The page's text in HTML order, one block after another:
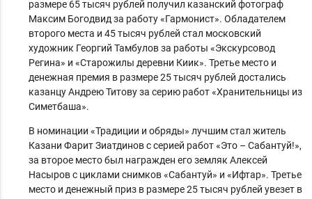
размере 65 тысяч рублей получил казанский фотограф
Максим Богодвид за работу «Гармонист». Обладателем
второго места и 45 тысяч рублей стал московский
художник Георгий Тамбулов за работы «Экскурсовод
Регина» и «Старожилы деревни Киик». Третье место и
денежная премия в размере 25 тысяч рублей достались
казанцу Андрею Титову за серию работ «Хранительницы из
Симетбаша».
В номинации «Традиции и обряды» лучшим стал житель
Казани Фарит Зиатдинов с серией работ «Это – Сабантуй!»,
за второе место был награжден его земляк Алексей
Насыров с циклами снимков «Сабантуй» и «Ифтар». Третье
место и денежный приз в размере 25 тысяч рублей увезет в